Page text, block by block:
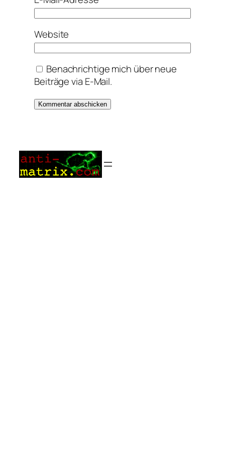
Website
Benachrichtige mich über neue
Beiträge via E-Mail.